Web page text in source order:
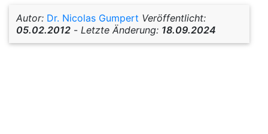
Autor: Dr. Nicolas Gumpert Veröffentlicht:
05.02.2012 - Letzte Änderung: 18.09.2024